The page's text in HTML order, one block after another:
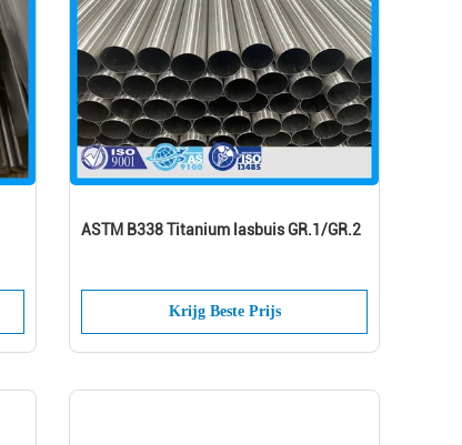
ASTM B338 Titanium lasbuis GR.1/GR.2
Krijg Beste Prijs